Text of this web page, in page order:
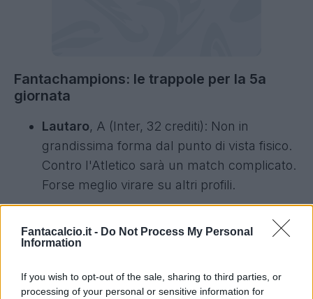
Fantacalcio.it - Do Not Process My Personal
Information
If you wish to opt-out of the sale, sharing to third parties, or
processing of your personal or sensitive information for
Fantachampions: le trappole per la 5a
giornata
Lautaro, A (Inter, 32 crediti): Non in
grandissima forma dal punto di vista fisico.
Contro l'Atletico sarà un match complicato.
Forse meglio virare su altri profili.
Joao Pedro
sono pochi 27 crediti, soprattutto per un
calciatore che non sta vivendo un periodo